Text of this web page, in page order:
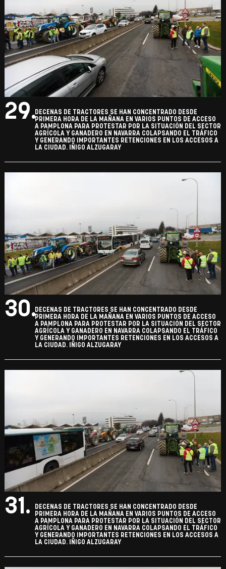
29.DECENAS DE TRACTORES SE HAN CONCENTRADO DESDE
PRIMERA HORA DE LA MAÑANA EN VARIOS PUNTOS DE ACCESO
A PAMPLONA PARA PROTESTAR POR LA SITUACIÓN DEL SECTOR
AGRÍCOLA Y GANADERO EN NAVARRA COLAPSANDO EL TRÁFICO
Y GENERANDO IMPORTANTES RETENCIONES EN LOS ACCESOS A
LA CIUDAD. IÑIGO ALZUGARAY
30.DECENAS DE TRACTORES SE HAN CONCENTRADO DESDE
PRIMERA HORA DE LA MAÑANA EN VARIOS PUNTOS DE ACCESO
A PAMPLONA PARA PROTESTAR POR LA SITUACIÓN DEL SECTOR
AGRÍCOLA Y GANADERO EN NAVARRA COLAPSANDO EL TRÁFICO
Y GENERANDO IMPORTANTES RETENCIONES EN LOS ACCESOS A
LA CIUDAD. IÑIGO ALZUGARAY
31.
DECENAS DE TRACTORES SE HAN CONCENTRADO DESDE
PRIMERA HORA DE LA MAÑANA EN VARIOS PUNTOS DE ACCESO
A PAMPLONA PARA PROTESTAR POR LA SITUACIÓN DEL SECTOR
AGRÍCOLA Y GANADERO EN NAVARRA COLAPSANDO EL TRÁFICO
Y GENERANDO IMPORTANTES RETENCIONES EN LOS ACCESOS A
LA CIUDAD. IÑIGO ALZUGARAY